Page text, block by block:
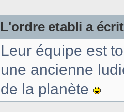
L'ordre etabli a
Leur équipe est
une ancienne
de la planète